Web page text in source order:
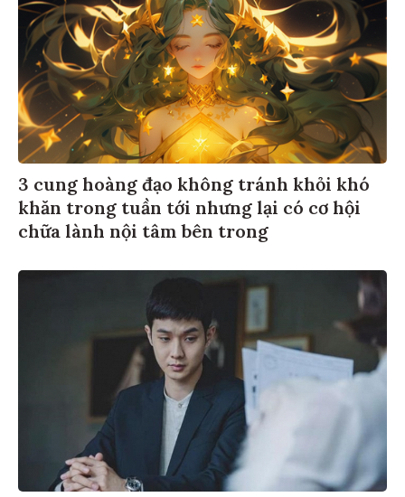
3 cung hoàng đạo không tránh khỏi khó
khăn trong tuần tới nhưng lại có cơ hội
chữa lành nội tâm bên trong